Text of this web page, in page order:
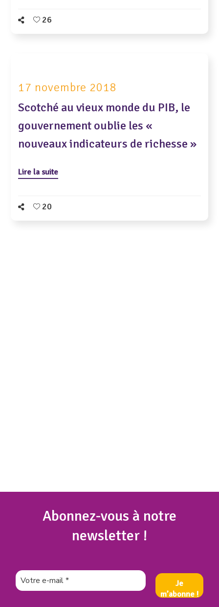
26
17 novembre 2018
Scotché au vieux monde du PIB, le
gouvernement oublie les «
nouveaux indicateurs de richesse »
Lire la suite
20
Abonnez-vous à notre
newsletter !